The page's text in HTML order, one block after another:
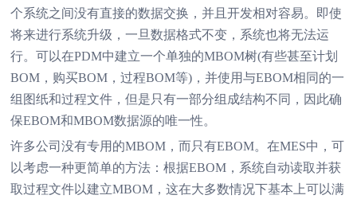
个系统之间没有直接的数据交换，并且开发相对容易。即使
将来进行系统升级，一旦数据格式不变，系统也将无法运
行。可以在PDM中建立一个单独的MBOM树(有些甚至计划
BOM，购买BOM，过程BOM等)，并使用与EBOM相同的一
组图纸和过程文件，但是只有一部分组成结构不同，因此确
保EBOM和MBOM数据源的唯一性。
许多公司没有专用的MBOM，而只有EBOM。在MES中，可
以考虑一种更简单的方法：根据EBOM，系统自动读取并获
取过程文件以建立MBOM，这在大多数情况下基本上可以满